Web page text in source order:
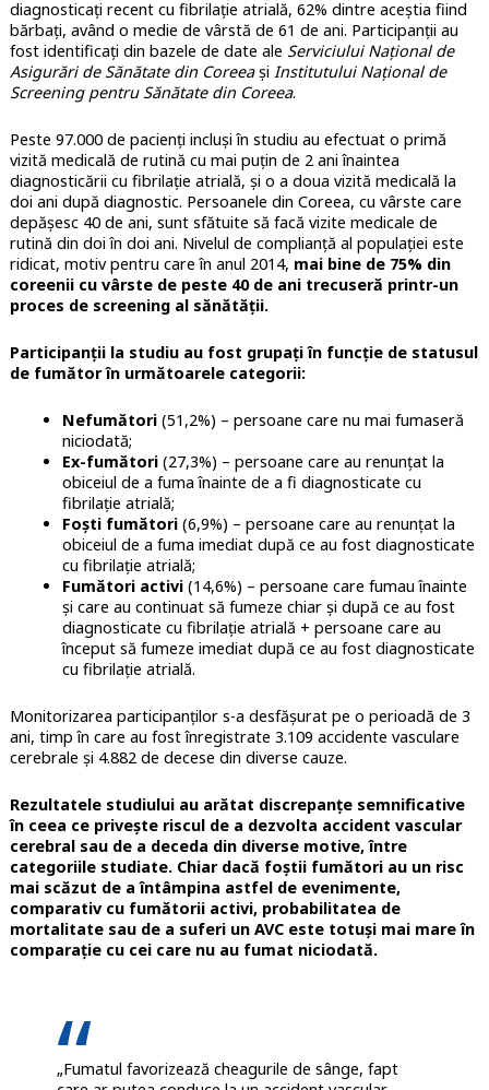
diagnosticați recent cu fibrilație atrială, 62% dintre aceștia fiind
bărbați, având o medie de vârstă de 61 de ani. Participanții au
fost identificați din bazele de date ale Serviciului Național de
Asigurări de Sănătate din Coreeași Institutului Național de
Screening pentru Sănătate din Coreea.
Peste 97.000 de pacienți incluși în studiu au efectuat o primă
vizită medicală de rutină cu mai puțin de 2 ani înaintea
diagnosticării cu fibrilație atrială, și o a doua vizită medicală la
doi ani după diagnostic. Persoanele din Coreea, cu vârste care
depășesc 40 de ani, sunt sfătuite să facă vizite medicale de
rutină din doi în doi ani. Nivelul de complianță al populației este
ridicat, motiv pentru care în anul 2014, mai bine de 75% din
coreenii cu vârste de peste 40 de ani trecuseră printr-un
proces de screening al sănătății.
Participanții la studiu au fost grupați în funcție de statusul
de fumător în următoarele categorii:
Nefumători(51,2%) – persoane care nu mai fumaseră
niciodată;
Ex-fumători(27,3%) – persoane care au renunțat la
obiceiul de a fuma înainte de a fi diagnosticate cu
fibrilație atrială;
Foști fumători(6,9%) – persoane care au renunțat la
obiceiul de a fuma imediat după ce au fost diagnosticate
cu fibrilație atrială;
Fumători activi(14,6%) – persoane care fumau înainte
și care au continuat să fumeze chiar și după ce au fost
diagnosticate cu fibrilație atrială + persoane care au
început să fumeze imediat după ce au fost diagnosticate
cu fibrilație atrială.
Monitorizarea participanților s-a desfășurat pe o perioadă de 3
ani, timp în care au fost înregistrate 3.109 accidente vasculare
cerebrale și 4.882 de decese din diverse cauze.
Rezultatele studiului au arătat discrepanțe semnificative
în ceea ce privește riscul de a dezvolta accident vascular
cerebral sau de a deceda din diverse motive, între
categoriile studiate. Chiar dacă foștii fumători au un risc
mai scăzut de a întâmpina astfel de evenimente,
comparativ cu fumătorii activi, probabilitatea de
mortalitate sau de a suferi un AVC este totuși mai mare în
comparație cu cei care nu au fumat niciodată.
„Fumatul favorizează cheagurile de sânge, fapt